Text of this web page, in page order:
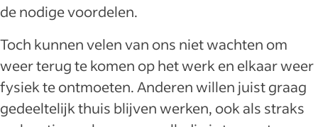
de nodige voordelen.
Toch kunnen velen van ons niet wachten om
weer terug te komen op het werk en elkaar weer
fysiek te ontmoeten. Anderen willen juist graag
gedeeltelijk thuis blijven werken, ook als straks